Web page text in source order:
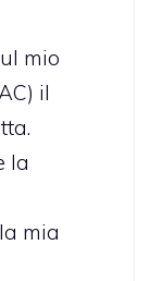
mio
il
la
mia